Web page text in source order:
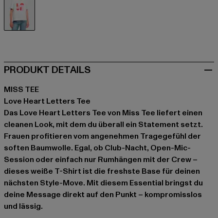
PRODUKT DETAILS
MISS TEE
Love Heart Letters Tee
Das Love Heart Letters Tee von Miss Tee liefert einen
cleanen Look, mit dem du überall ein Statement setzt.
Frauen profitieren vom angenehmen Tragegefühl der
soften Baumwolle. Egal, ob Club-Nacht, Open-Mic-
Session oder einfach nur Rumhängen mit der Crew –
dieses weiße T-Shirt ist die freshste Base für deinen
nächsten Style-Move. Mit diesem Essential bringst du
deine Message direkt auf den Punkt – kompromisslos
und lässig.